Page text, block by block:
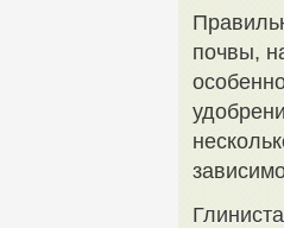
почвы,